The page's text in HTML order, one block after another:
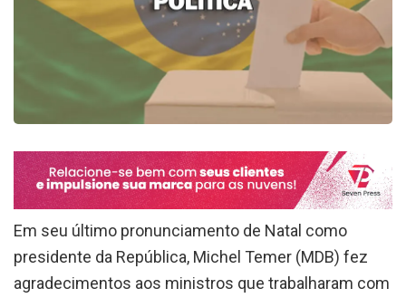
Em seu último pronunciamento de Natal como
presidente da República, Michel Temer (MDB) fez
agradecimentos aos ministros que trabalharam com